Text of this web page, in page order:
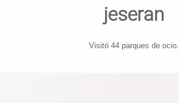
jeseran
Visitó 44 parques de ocio.